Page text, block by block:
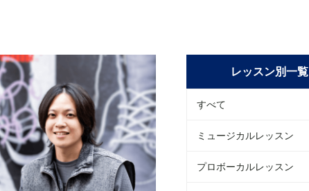
レッスン別一覧
すべて
ミュージカルレッスン
プロボーカルレッスン